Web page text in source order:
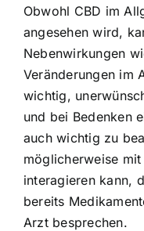
Obwohl CBD im
angesehen wird,
Nebenwirkungen
Veränderungen im
wichtig,
und bei Bedenken
auch wichtig zu
möglicherweise
interagieren kann,
bereits
Arzt besprechen.